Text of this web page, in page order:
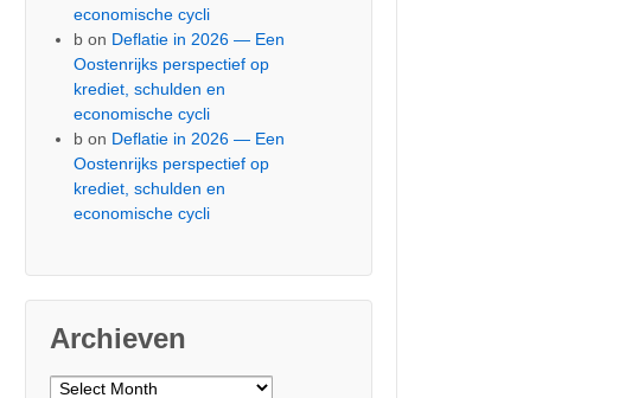
economische cycli
b on Deflatie in 2026 — Een
Oostenrijks perspectief op
krediet, schulden en
economische cycli
b on Deflatie in 2026 — Een
Oostenrijks perspectief op
krediet, schulden en
economische cycli
Archieven
Archieven